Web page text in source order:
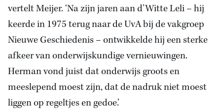
vertelt Meijer. ‘Na zijn jaren aan d’Witte Leli – hij
keerde in 1975 terug naar de UvA bij de vakgroep
Nieuwe Geschiedenis – ontwikkelde hij een sterke
afkeer van onderwijskundige vernieuwingen.
Herman vond juist dat onderwijs groots en
meeslepend moest zijn, dat de nadruk niet moest
liggen op regeltjes en gedoe.’